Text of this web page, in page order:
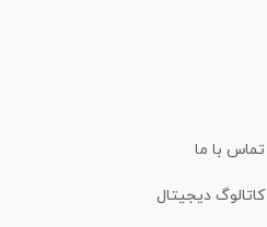
تماس با ما
کاتالوگ دیجیتال